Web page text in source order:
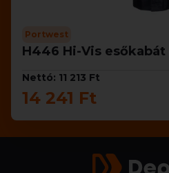
Portwest
H446 Hi-Vis esőkabát
Nettó: 11 213 Ft
14 241 Ft